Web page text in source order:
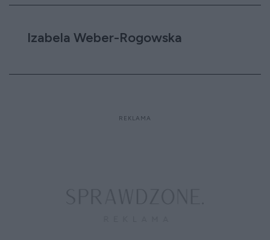
Izabela Weber-Rogowska